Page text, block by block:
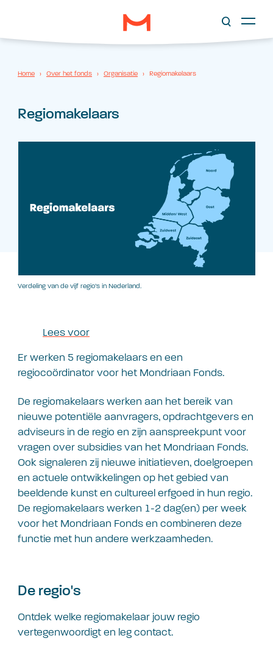
Home › Over het fonds › Organisatie › Regiomakelaars
Regiomakelaars
Verdeling van de vijf regio’s in Nederland.
Lees voor
Er werken 5 regiomakelaars en een
regiocoördinator voor het Mondriaan Fonds.
De regiomakelaars werken aan het bereik van
nieuwe potentiële aanvragers, opdrachtgevers en
adviseurs in de regio en zijn aanspreekpunt voor
vragen over subsidies van het Mondriaan Fonds.
Ook signaleren zij nieuwe initiatieven, doelgroepen
en actuele ontwikkelingen op het gebied van
beeldende kunst en cultureel erfgoed in hun regio.
De regiomakelaars werken 1-2 dag(en) per week
voor het Mondriaan Fonds en combineren deze
functie met hun andere werkzaamheden.
De regio's
Ontdek welke regiomakelaar jouw regio
vertegenwoordigt en leg contact.